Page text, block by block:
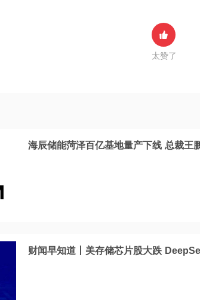
太赞了
海辰储能菏泽百亿基地量产下线 总裁王
财闻早知道丨美存储芯片股大跌